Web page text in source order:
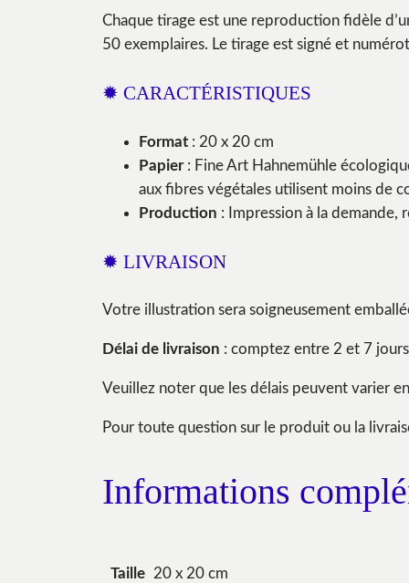
Chaque tirage est une reproduction fidèle
50 exemplaires. Le tirage est signé et
✹ CARACTÉRISTIQUES
Format : 20 x 20 cm
Papier: Fine Art Hahnemühle
aux fibres végétales utilisent moins de
Production : Impression à la demande,
✹ LIVRAISON
Votre illustration sera soigneusement
Délai de livraison : comptez entre 2 et 7
Veuillez noter que les délais peuvent varier
Pour toute question sur le produit ou la
Informations
Taille 20 x 20 cm